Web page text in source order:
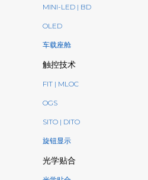
MINI-LED | BD
OLED
车载座舱
触控技术
FIT | MLOC
OGS
SITO | DITO
旋钮显示
光学贴合